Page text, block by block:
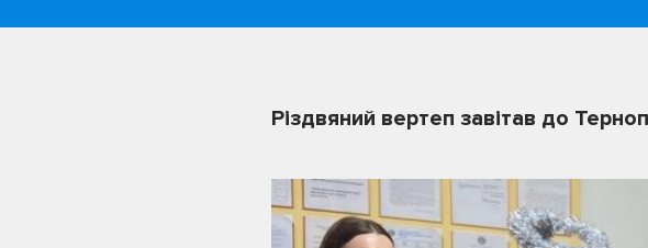
Різдвяний вертеп завітав до